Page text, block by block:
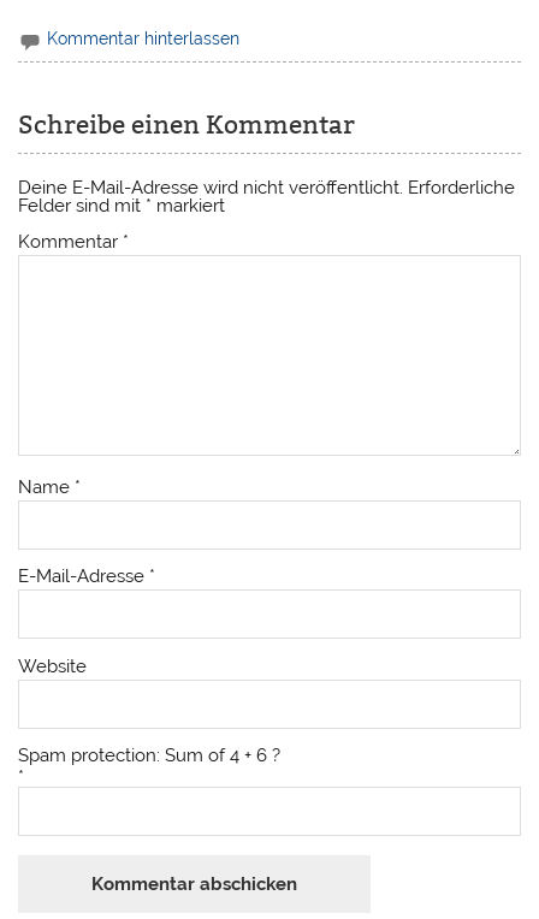
Kommentar hinterlassen
Schreibe einen Kommentar
Deine E-Mail-Adresse wird nicht veröffentlicht. Erforderliche
Felder sind mit * markiert
Kommentar *
Name *
E-Mail-Adresse *
Website
Spam protection: Sum of 4 + 6 ?
*